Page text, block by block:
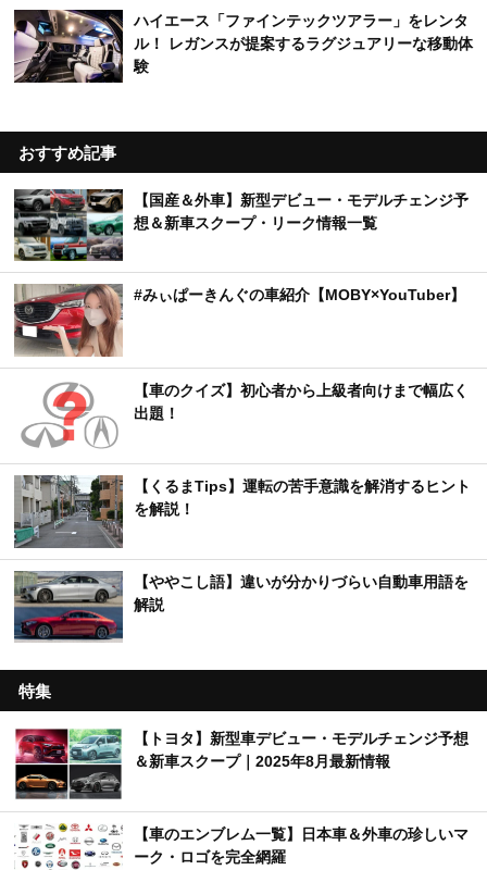
ハイエース「ファインテックツアラー」をレンタ
ル！ レガンスが提案するラグジュアリーな移動体
験
おすすめ記事
【国産＆外車】新型デビュー・モデルチェンジ予
想＆新車スクープ・リーク情報一覧
#みぃぱーきんぐの車紹介【MOBY×YouTuber】
【車のクイズ】初心者から上級者向けまで幅広く
出題！
【くるまTips】運転の苦手意識を解消するヒント
を解説！
【ややこし語】違いが分かりづらい自動車用語を
解説
特集
【トヨタ】新型車デビュー・モデルチェンジ予想
＆新車スクープ｜2025年8月最新情報
【車のエンブレム一覧】日本車＆外車の珍しいマ
ーク・ロゴを完全網羅